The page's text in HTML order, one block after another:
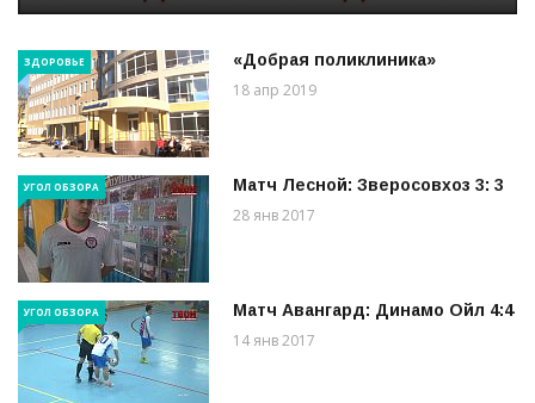
ЗДОРОВЬЕ «Добрая поликлиника»
18 апр 2019
УГОЛ ОБЗОРА Матч Лесной: Зверосовхоз 3: 3
28 янв 2017
УГОЛ ОБЗОРА Матч Авангард: Динамо Ойл 4:4
14 янв 2017